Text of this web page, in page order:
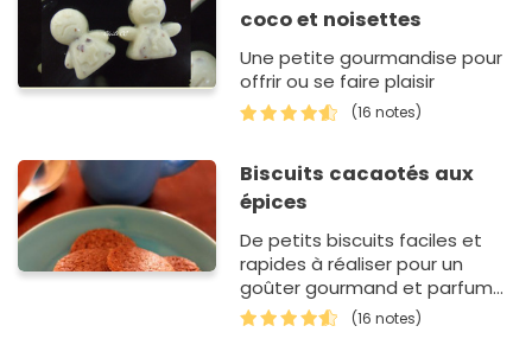
coco et noisettes
Une petite gourmandise pour
offrir ou se faire plaisir
(16 notes)
Biscuits cacaotés aux
épices
De petits biscuits faciles et
rapides à réaliser pour un
goûter gourmand et parfumé.
Qui résistera à leur petit goût
de pain d'épices ?
(16 notes)